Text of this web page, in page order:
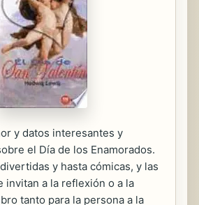
y datos interesantes y
el Día de los Enamorados.
y hasta cómicas, y las
invitan a la reflexión o a la
tanto para la persona a la